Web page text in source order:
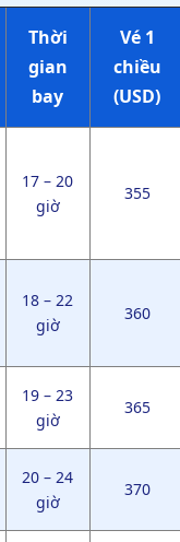
Thời
gian
bay
Vé 1
chiều
(USD)
17 – 20
giờ
355
18 – 22
giờ
360
19 – 23
giờ
365
20 – 24
giờ
370